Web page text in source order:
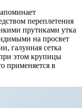
переплетения
прутиками утка
на просвет
галунная сетка
этом крупицы
применяется в